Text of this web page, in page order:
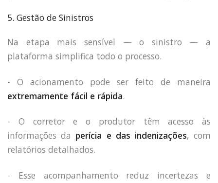
5. Gestão de Sinistros
Na etapa mais sensível — o sinistro — a
plataforma simplifica todo o processo.
- O acionamento pode ser feito de maneira
extremamente fácil e rápida.
- O corretor e o produtor têm acesso às
informações da perícia e das indenizações, com
relatórios detalhados.
- Esse acompanhamento reduz incertezas e